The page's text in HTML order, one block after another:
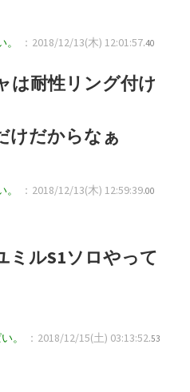
。 ：2018/12/13(木) 12:01:57.40
は耐性リング付け
けだからなぁ
。 ：2018/12/13(木) 12:59:39.00
ミルS1ソロやって
。 ：2018/12/15(土) 03:13:52.53